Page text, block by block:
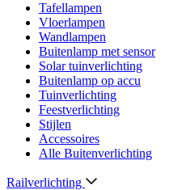
Tafellampen
Vloerlampen
Wandlampen
Buitenlamp met sensor
Solar tuinverlichting
Buitenlamp op accu
Tuinverlichting
Feestverlichting
Stijlen
Accessoires
Alle Buitenverlichting
Railverlichting